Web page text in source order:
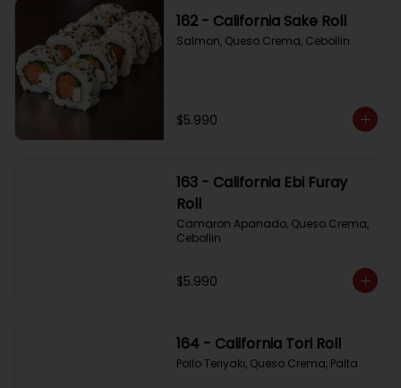
162 - California Sake Roll
Salmon, Queso Crema, Cebollin
$5.990
163 - California Ebi Furay
Roll
Camaron Apanado, Queso Crema,
Cebollin
$5.990
164 - California Tori Roll
Pollo Teriyaki, Queso Crema, Palta